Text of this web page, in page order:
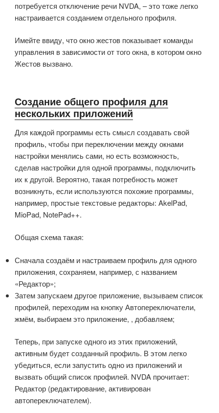
потребуется отключение речи NVDA, – это тоже легко
настраивается созданием отдельного профиля.
Имейте ввиду, что окно жестов показывает команды
управления в зависимости от того окна, в котором окно
Жестов вызвано.
Создание общего профиля для
нескольких приложений
Для каждой программы есть смысл создавать свой
профиль, чтобы при переключении между окнами
настройки менялись сами, но есть возможность,
сделав настройки для одной программы, подключить
их к другой. Вероятно, такая потребность может
возникнуть, если используются похожие программы,
например, простые текстовые редакторы: AkelPad,
MioPad, NotePad++.
Общая схема такая:
Сначала создаём и настраиваем профиль для одного
приложения, сохраняем, например, с названием
«Редактор»;
Затем запускаем другое приложение, вызываем список
профилей, переходим на кнопку Автопереключатели,
жмём, выбираем это приложение, , добавляем;
Теперь, при запуске одного из этих приложений,
активным будет созданный профиль. В этом легко
убедиться, если запустить одно из приложений и
вызвать общий список профилей. NVDA прочитает:
Редактор (редактирование, активирован
автопереключателем).